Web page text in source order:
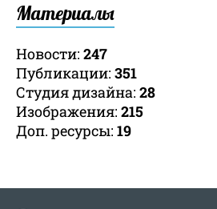
Материалы
Новости: 247
Публикации: 351
Студия дизайна: 28
Изображения: 215
Доп. ресурсы: 19